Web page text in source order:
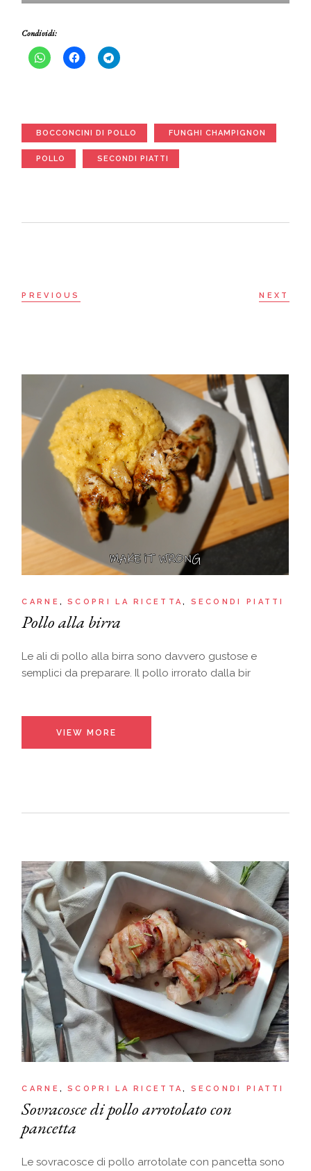
Condividi:
BOCCONCINI DI POLLO FUNGHI CHAMPIGNON
POLLO SECONDI PIATTI
PREVIOUS NEXT
CARNE SCOPRI LA RICETTA SECONDI PIATTI
Pollo alla birra
Le ali di pollo alla birra sono davvero gustose e
semplici da preparare. Il pollo irrorato dalla bir
VIEW MORE
CARNE SCOPRI LA RICETTA SECONDI PIATTI
Sovracosce di pollo arrotolato con
pancetta
Le sovracosce di pollo arrotolate con pancetta sono